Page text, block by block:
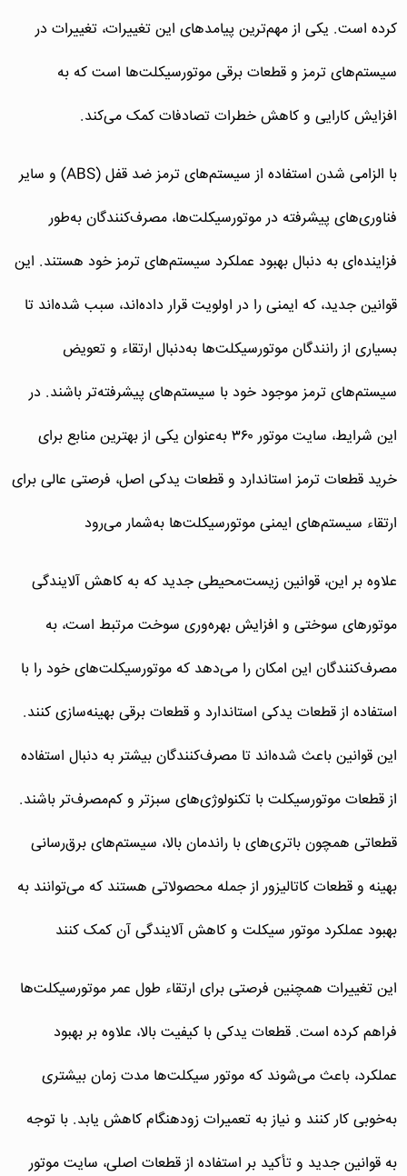
کرده است. یکی از مهم‌ترین پیامدهای این تغییرات، تغییرات در
سیستم‌های ترمز و قطعات برقی موتورسیکلت‌ها است که به
افزایش کارایی و کاهش خطرات تصادفات کمک می‌کند.
با الزامی شدن استفاده از سیستم‌های ترمز ضد قفل (ABS) و سایر
فناوری‌های پیشرفته در موتورسیکلت‌ها، مصرف‌کنندگان به‌طور
فزاینده‌ای به دنبال بهبود عملکرد سیستم‌های ترمز خود هستند. این
قوانین جدید، که ایمنی را در اولویت قرار داده‌اند، سبب شده‌اند تا
بسیاری از رانندگان موتورسیکلت‌ها به‌دنبال ارتقاء و تعویض
سیستم‌های ترمز موجود خود با سیستم‌های پیشرفته‌تر باشند. در
این شرایط، سایت موتور ۳۶۰ به‌عنوان یکی از بهترین منابع برای
خرید قطعات ترمز استاندارد و قطعات یدکی اصل، فرصتی عالی برای
ارتقاء سیستم‌های ایمنی موتورسیکلت‌ها به‌شمار می‌رود
علاوه بر این، قوانین زیست‌محیطی جدید که به کاهش آلایندگی
موتورهای سوختی و افزایش بهره‌وری سوخت مرتبط است، به
مصرف‌کنندگان این امکان را می‌دهد که موتورسیکلت‌های خود را با
استفاده از قطعات یدکی استاندارد و قطعات برقی بهینه‌سازی کنند.
این قوانین باعث شده‌اند تا مصرف‌کنندگان بیشتر به دنبال استفاده
از قطعات موتورسیکلت با تکنولوژی‌های سبزتر و کم‌مصرف‌تر باشند.
قطعاتی همچون باتری‌های با راندمان بالا، سیستم‌های برق‌رسانی
بهینه و قطعات کاتالیزور از جمله محصولاتی هستند که می‌توانند به
بهبود عملکرد موتور سیکلت و کاهش آلایندگی آن کمک کنند
این تغییرات همچنین فرصتی برای ارتقاء طول عمر موتورسیکلت‌ها
فراهم کرده است. قطعات یدکی با کیفیت بالا، علاوه بر بهبود
عملکرد، باعث می‌شوند که موتور سیکلت‌ها مدت زمان بیشتری
به‌خوبی کار کنند و نیاز به تعمیرات زودهنگام کاهش یابد. با توجه
به قوانین جدید و تأکید بر استفاده از قطعات اصلی، سایت موتور